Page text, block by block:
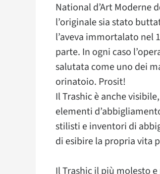
National d’Art Moderne
l’originale sia stato
l’aveva immortalato nel
parte. In ogni caso
salutata come uno dei
orinatoio. Prosit!
Il Trashic è anche
elementi
stilisti e inventori di
di esibire la propria vita
Il Trashic il più molesto